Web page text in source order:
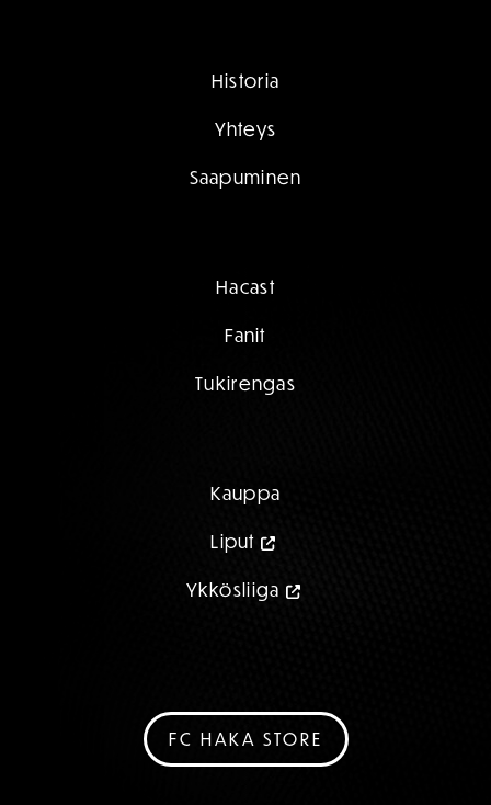
Historia
Yhteys
Saapuminen
Hacast
Fanit
Tukirengas
Kauppa
Liput
Ykkösliiga
FC HAKA STORE